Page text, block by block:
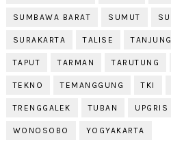
SUMBAWA BARAT SUMUT
SURAKARTA TALISE
TAPUT TARMAN TARUTUNG
TEKNO TEMANGGUNG TKI
TRENGGALEK TUBAN UPGRIS
WONOSOBO YOGYAKARTA